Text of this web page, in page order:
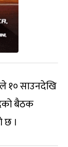
१० साउनदेखि
बैठक
छ ।